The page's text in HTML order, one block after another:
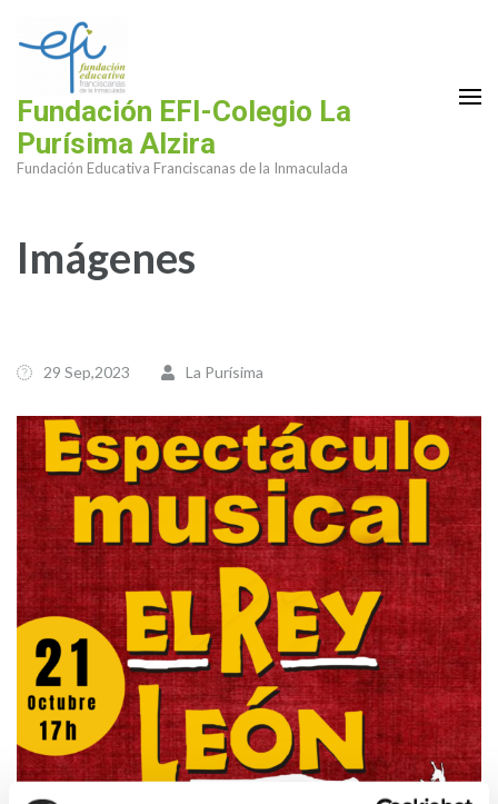
contenido
(presiona
tecla
Fundación EFI-Colegio La
Purísima Alzira
Fundación Educativa Franciscanas de la Inmaculada
Imágenes
29 Sep,2023 La Purísima